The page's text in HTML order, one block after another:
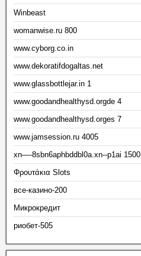
Winbeast
womanwise.ru 800
www.cyborg.co.in
www.dekoratifdogaltas.net
www.glassbottlejar.in 1
www.goodandhealthysd.orgde 4
www.goodandhealthysd.orges 7
www.jamsession.ru 4005
xn—-8sbn6aphbddbl0a.xn--p1ai 1500
Φρουτάκια Slots
все-казино-200
Микрокредит
риобет-505